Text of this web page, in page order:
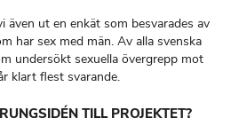
även ut en enkät som besvarades av
har sex med män. Av alla svenska
undersökt sexuella övergrepp mot
homosexuella män, har vår klart flest svarande.
TILL PROJEKTET?